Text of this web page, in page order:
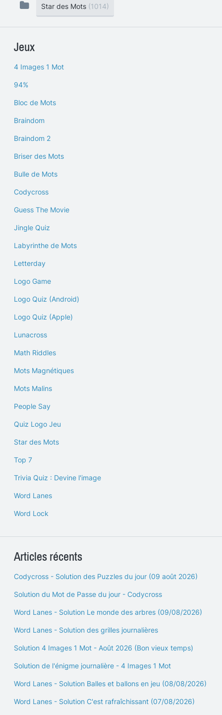
Star des Mots (1014)
Jeux
4 Images 1 Mot
94%
Bloc de Mots
Braindom
Braindom 2
Briser des Mots
Bulle de Mots
Codycross
Guess The Movie
Jingle Quiz
Labyrinthe de Mots
Letterday
Logo Game
Logo Quiz (Android)
Logo Quiz (Apple)
Lunacross
Math Riddles
Mots Magnétiques
Mots Malins
People Say
Quiz Logo Jeu
Star des Mots
Top 7
Trivia Quiz : Devine l'image
Word Lanes
Word Lock
Articles récents
Codycross - Solution des Puzzles du jour (09 août 2026)
Solution du Mot de Passe du jour - Codycross
Word Lanes - Solution Le monde des arbres (09/08/2026)
Word Lanes - Solution des grilles journalières
Solution 4 Images 1 Mot - Août 2026 (Bon vieux temps)
Solution de l'énigme journalière - 4 Images 1 Mot
Word Lanes - Solution Balles et ballons en jeu (08/08/2026)
Word Lanes - Solution C'est rafraîchissant (07/08/2026)